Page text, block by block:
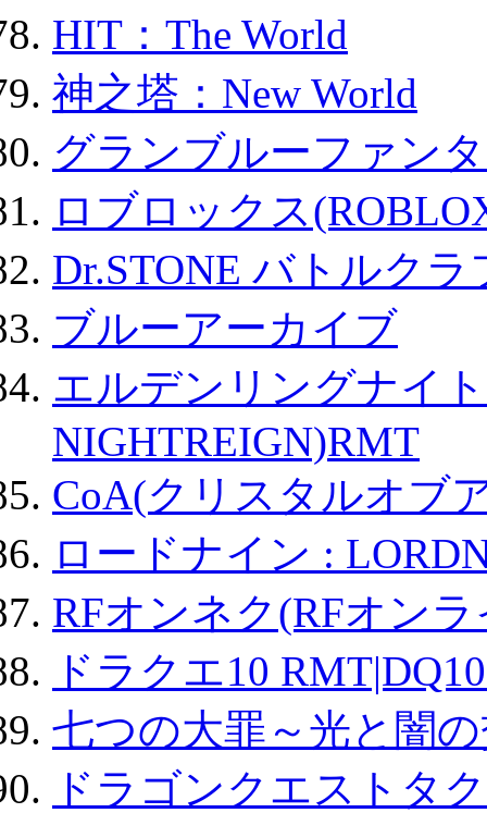
HIT：The World
神之塔：New World
グランブルーファン
ロブロックス
Dr.STONE バトルク
ブルーアーカイブ
エルデンリングナイ
NIGHTREIGN)RMT
CoA(クリスタルオブ
ロードナイン :
RFオンネク(RFオン
ドラクエ10
七つの大罪～光と闇
ドラゴンクエストタ